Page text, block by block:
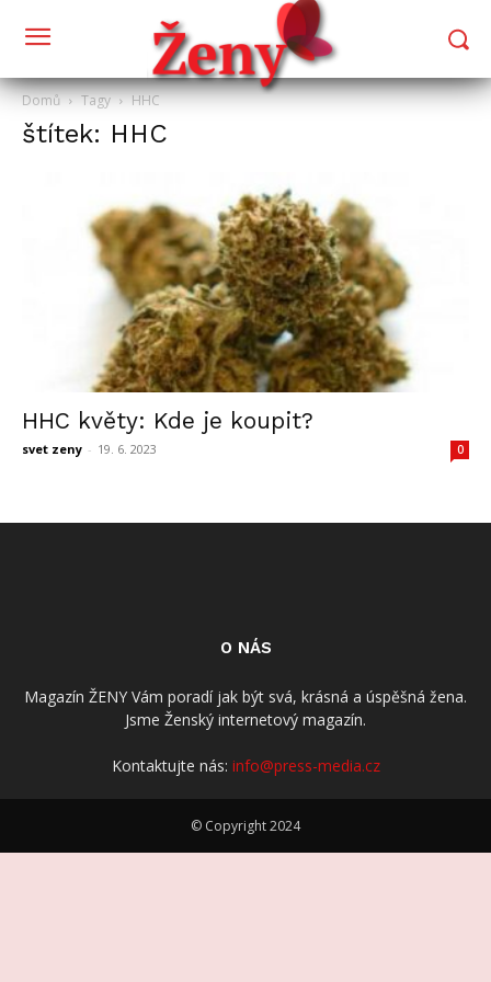
Domů Tagy HHC
štítek: HHC
HHC květy: Kde je koupit?
svet zeny - 19. 6. 2023 0
O NÁS
Magazín ŽENY Vám poradí jak být svá, krásná a úspěšná žena.
Jsme Ženský internetový magazín.
Kontaktujte nás: info@press-media.cz
© Copyright 2024